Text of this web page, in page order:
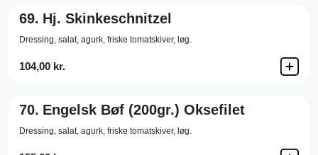
69. Hj. Skinkeschnitzel
Dressing, salat, agurk, friske tomatskiver, løg.
104,00 kr.
70. Engelsk Bøf (200gr.) Oksefilet
Dressing, salat, agurk, friske tomatskiver, løg.